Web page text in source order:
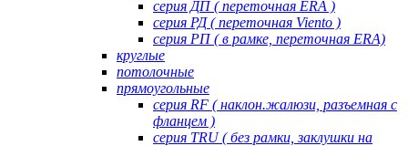
серия ДП ( переточная ERA )
серия РД ( переточная Viento )
серия РП ( в рамке, переточная ERA)
круглые
потолочные
прямоугольные
серия RF ( наклон.жалюзи, разъемная с
фланцем )
серия TRU ( без рамки, заклушки на